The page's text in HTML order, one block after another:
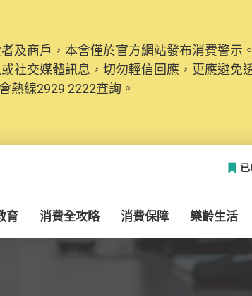
及商戶，本會僅於官方網站發布消費警示
社交媒體訊息，切勿輕信回應，更應避
熱線2929 2222查詢。
及網絡安全，本會的投訴處理系統已經
本聯絡資料（包括姓名、電郵及電話）
帳戶中，方便日後作出跟進。
育 消費全攻略 消費保障 樂齡生活